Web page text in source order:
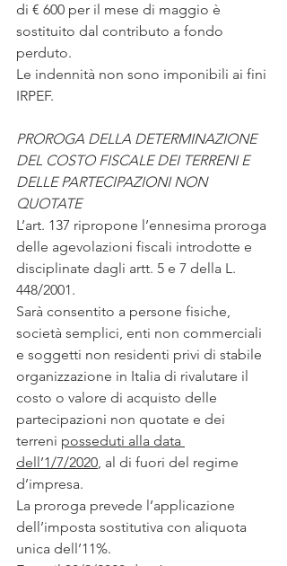
di € 600 per il mese di maggio è
sostituito dal contributo a fondo
perduto.
Le indennità non sono imponibili ai fini
IRPEF.
PROROGA DELLA DETERMINAZIONE
DEL COSTO FISCALE DEI TERRENI E
DELLE PARTECIPAZIONI NON
QUOTATE
L’art. 137 ripropone l’ennesima proroga
delle agevolazioni fiscali introdotte e
disciplinate dagli artt. 5 e 7 della L.
448/2001.
Sarà consentito a persone fisiche,
società semplici, enti non commerciali
e soggetti non residenti privi di stabile
organizzazione in Italia di rivalutare il
costo o valore di acquisto delle
partecipazioni non quotate e dei
terreni posseduti alla data
dell’1/7/2020, al di fuori del regime
d’impresa.
La proroga prevede l’applicazione
dell’imposta sostitutiva con aliquota
unica dell’11%.